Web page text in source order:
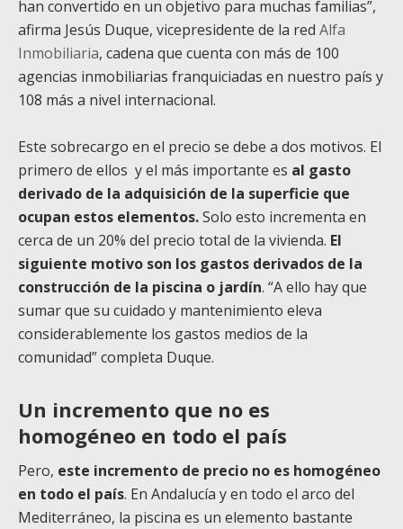
han convertido en un objetivo para muchas familias”,
afirma Jesús Duque, vicepresidente de la red Alfa
Inmobiliaria, cadena que cuenta con más de 100
agencias inmobiliarias franquiciadas en nuestro país y
108 más a nivel internacional.
Este sobrecargo en el precio se debe a dos motivos. El
primero de ellos y el más importante es al gasto
derivado de la adquisición de la superficie que
ocupan estos elementos.Solo esto incrementa en
cerca de un 20% del precio total de la vivienda. El
siguiente motivo son los gastos derivados de la
construcción de la piscina o jardín. “A ello hay que
sumar que su cuidado y mantenimiento eleva
considerablemente los gastos medios de la
comunidad” completa Duque.
Un incremento que no es
homogéneo en todo el país
Pero, este incremento de precio no es homogéneo
en todo el país. En Andalucía y en todo el arco del
Mediterráneo, la piscina es un elemento bastante